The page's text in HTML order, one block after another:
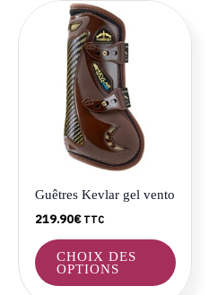
Guêtres Kevlar gel vento
219.90€ TTC
CHOIX DES
OPTIONS
Ce
produit
page
du